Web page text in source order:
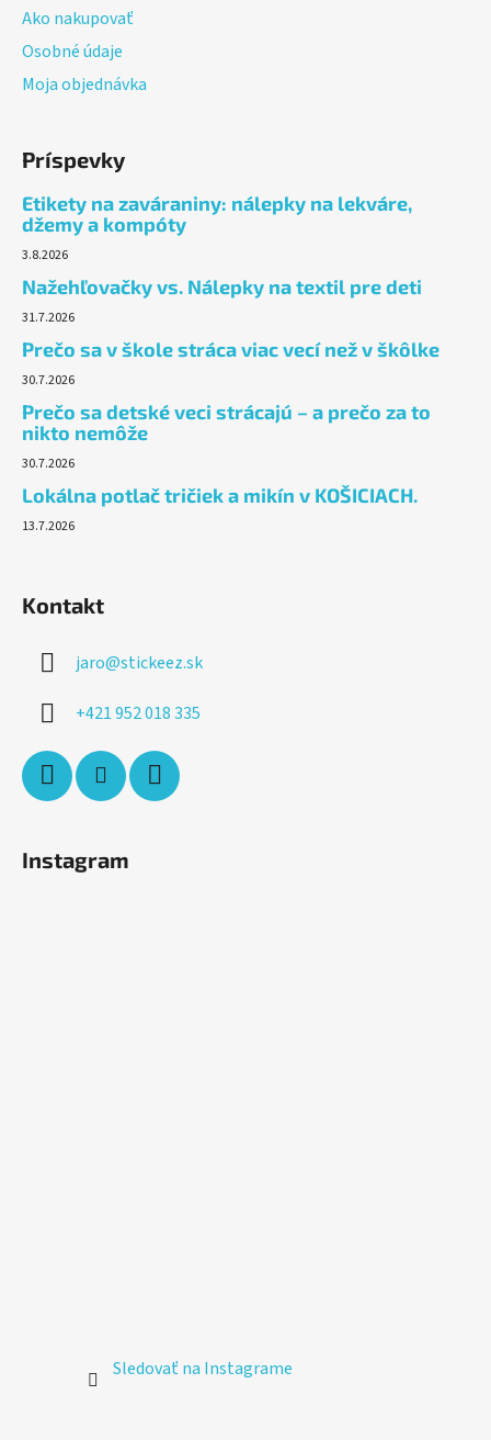
Ako nakupovať
Osobné údaje
Moja objednávka
Príspevky
Etikety na zaváraniny: nálepky na lekváre,
džemy a kompóty
3.8.2026
Nažehľovačky vs. Nálepky na textil pre deti
31.7.2026
Prečo sa v škole stráca viac vecí než v škôlke
30.7.2026
Prečo sa detské veci strácajú – a prečo za to
nikto nemôže
30.7.2026
Lokálna potlač tričiek a mikín v KOŠICIACH.
13.7.2026
Kontakt
jaro@stickeez.sk
+421 952 018 335
Instagram
Sledovať na Instagrame